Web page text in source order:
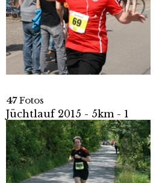
47Fotos
Jüchtlauf 2015 - 5km - 1